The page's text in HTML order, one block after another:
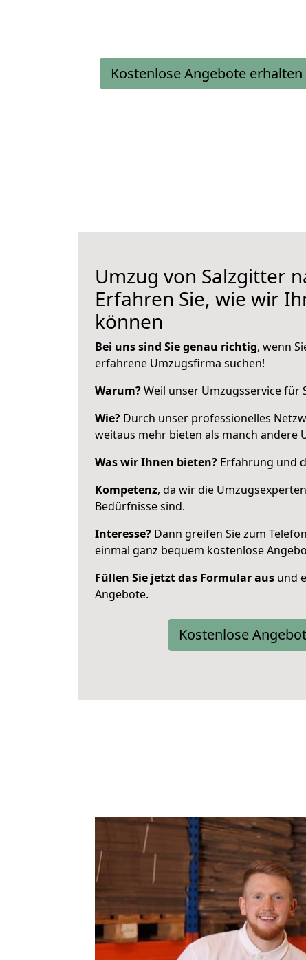
Kostenlose Angebote erhalten
Umzug von Salzgitter
Erfahren Sie, wie wir
können
Bei uns sind Sie genau richtig, wenn
erfahrene Umzugsfirma suchen!
Warum?Weil unser Umzugsservice für
Wie? Durch unser professionelles
weitaus mehr bieten als manch andere
Was wir Ihnen bieten? Erfahrung und
Kompetenz, da wir die
Bedürfnisse sind.
Interesse? Dann greifen Sie zum
einmal ganz bequem kostenlose
Füllen Sie jetzt das Formular aus und
Angebote.
Kostenlose